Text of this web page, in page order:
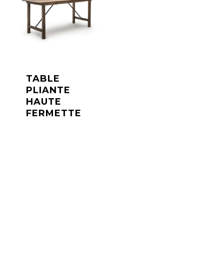
TABLE
PLIANTE
HAUTE
FERMETTE